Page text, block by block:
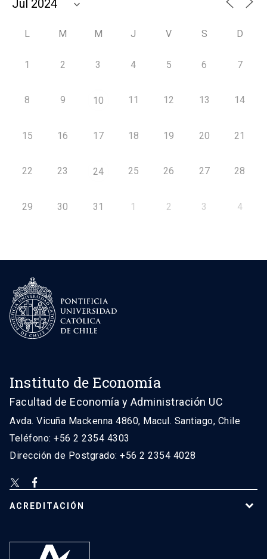
L M M J V S D
1 2 3 4 5 6 7
8 9 10 11 12 13 14
15 16 17 18 19 20 21
22 23 24 25 26 27 28
29 30 31 1 2 3 4
Instituto de Economía
Facultad de Economía y Administración UC
Avda. Vicuña Mackenna 4860, Macul. Santiago, Chile
Teléfono: +56 2 2354 4303
Dirección de Postgrado: +56 2 2354 4028
ACREDITACIÓN